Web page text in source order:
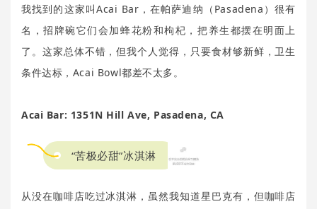
我找到的这家叫Acai Bar，在帕萨迪纳（Pasadena）很有
名，招牌碗它们会加蜂花粉和枸杞，把养生都摆在明面上
了。这家总体不错，但我个人觉得，只要食材够新鲜，卫生
条件达标，Acai Bowl都差不太多。
Acai Bar: 1351N Hill Ave, Pasadena, CA
“苦极必甜”冰淇淋
从没在咖啡店吃过冰淇淋，虽然我知道星巴克有，但咖啡店